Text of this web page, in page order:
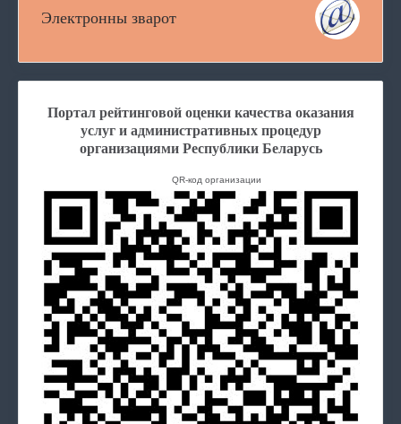
Электронны зварот
Портал рейтинговой оценки качества оказания
услуг и административных процедур
организациями Республики Беларусь
QR-код организации